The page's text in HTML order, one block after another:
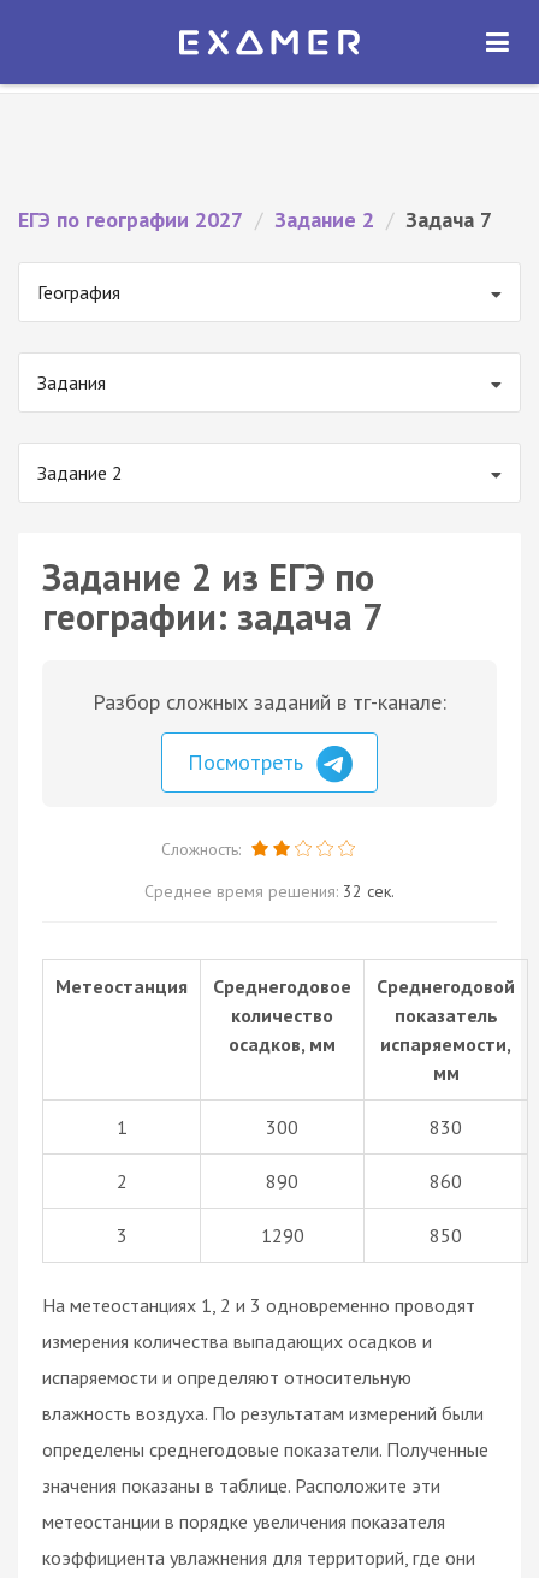
Экзамер — ЕГЭ 2027
ОТКРЫТЬ
ЕГЭ по географии 2027 / Задание 2 / Задача 7
География
Задания
Задание 2
Задание 2 из ЕГЭ по
географии: задача 7
Разбор сложных заданий в тг-канале:
Посмотреть
Сложность:
Среднее время решения: 32 сек.
Метеостанция
Среднегодовое
количество
осадков, мм
Среднегодовой
показатель
испаряемости,
мм
1 300 830
2 890 860
3 1290 850
На метеостанциях 1, 2 и 3 одновременно проводят
измерения количества выпадающих осадков и
испаряемости и определяют относительную
влажность воздуха. По результатам измерений были
определены среднегодовые показатели. Полученные
значения показаны в таблице. Расположите эти
метеостанции в порядке увеличения показателя
коэффициента увлажнения для территорий, где они